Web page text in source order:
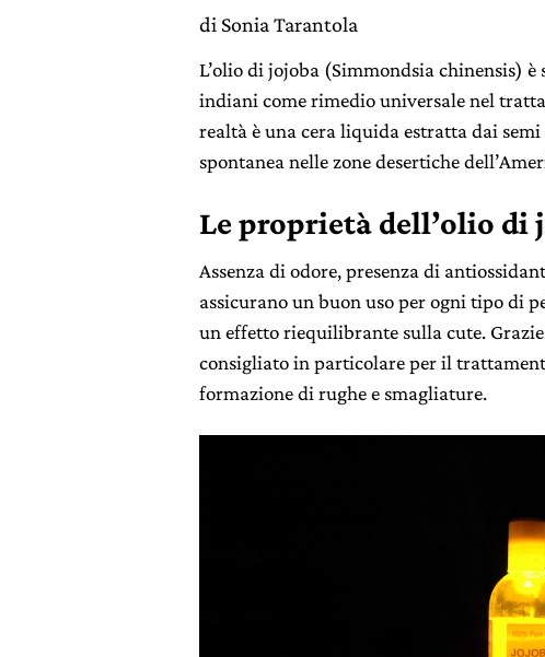
di Sonia Tarantola
L’olio di jojoba (Simmondsia chinensis)
indiani come rimedio universale nel
realtà è una cera liquida estratta dai
spontanea nelle zone desertiche
Le proprietà dell’olio di
Assenza di odore, presenza di
assicurano un buon uso per ogni tipo di
un effetto riequilibrante sulla cute.
consigliato in particolare per il
formazione di rughe e smagliature.